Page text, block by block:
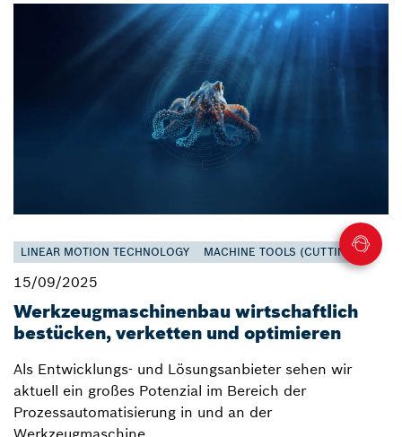
LINEAR MOTION TECHNOLOGY MACHINE TOOLS (CUTTING)
15/09/2025
Werkzeugmaschinenbau wirtschaftlich
bestücken, verketten und optimieren
Als Entwicklungs- und Lösungsanbieter sehen wir
aktuell ein großes Potenzial im Bereich der
Prozessautomatisierung in und an der
Werkzeugmaschine.